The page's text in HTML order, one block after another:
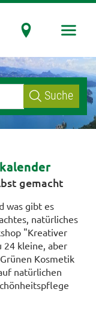
Suche
gemacht
was gibt es
natürliches
"Kreativer
24 kleine, aber
Kosmetik
natürlichen